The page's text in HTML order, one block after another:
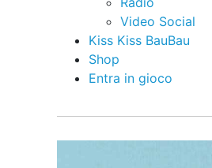
Video Social
Kiss Kiss BauBau
Shop
Entra in gioco